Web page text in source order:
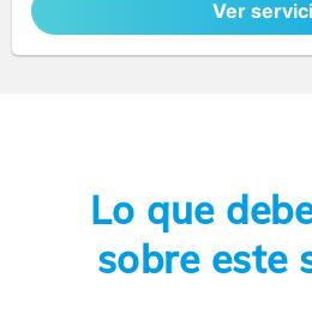
Ver
Lo que
sobre este